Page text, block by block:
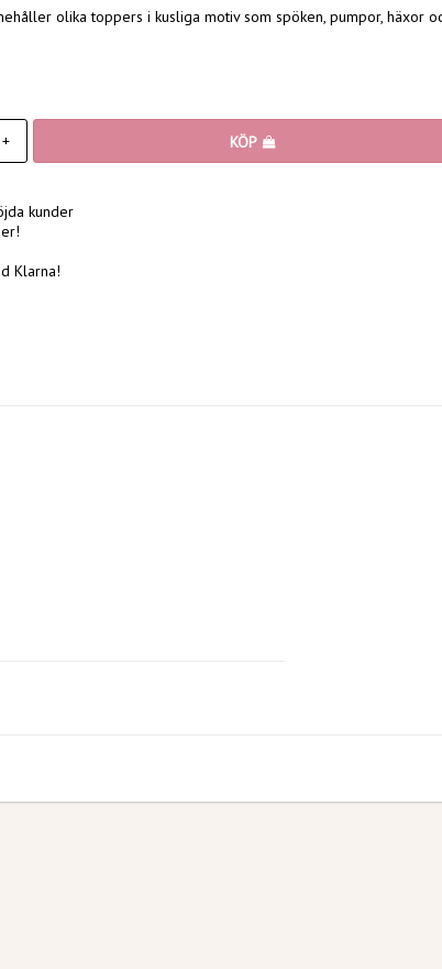
olika toppers i kusliga motiv som spöken, pumpor, häxor
+ KÖP
kunder
Klarna!